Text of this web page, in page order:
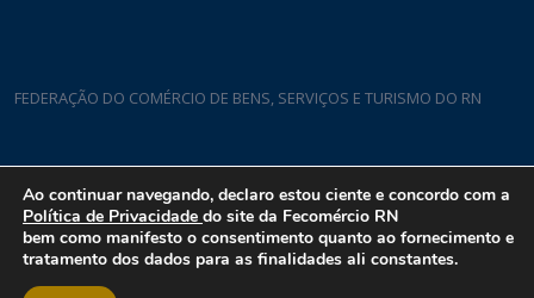
FEDERAÇÃO DO COMÉRCIO DE BENS, SERVIÇOS E TURISMO DO RN
Rua Padre João Damasceno, 1935 - Lagoa Nova CEP 59075-760
Ao continuar navegando, declaro estou ciente e concordo com a
Política de Privacidade do site da Fecomércio RN
bem como manifesto o consentimento quanto ao fornecimento e
tratamento dos dados para as finalidades ali constantes.